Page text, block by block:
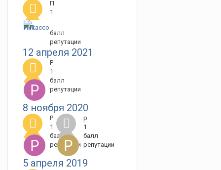
1
балл
репутации
12 апреля 2021
Poonyx
1
балл
репутации
8 ноября 2020
Poonyx
1
балл
репутации
русич
1
балл
репутации
5 апреля 2019